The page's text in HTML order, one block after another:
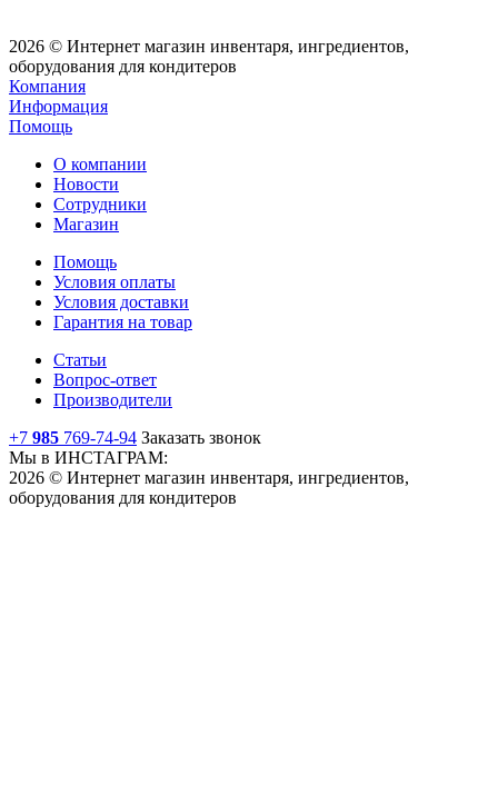
2026 © Интернет магазин инвентаря, ингредиентов,
оборудования для кондитеров
Компания
Информация
Помощь
О компании
Новости
Сотрудники
Магазин
Помощь
Условия оплаты
Условия доставки
Гарантия на товар
Статьи
Вопрос-ответ
Производители
+7 985 769-74-94 Заказать звонок
Мы в ИНСТАГРАМ:
2026 © Интернет магазин инвентаря, ингредиентов,
оборудования для кондитеров